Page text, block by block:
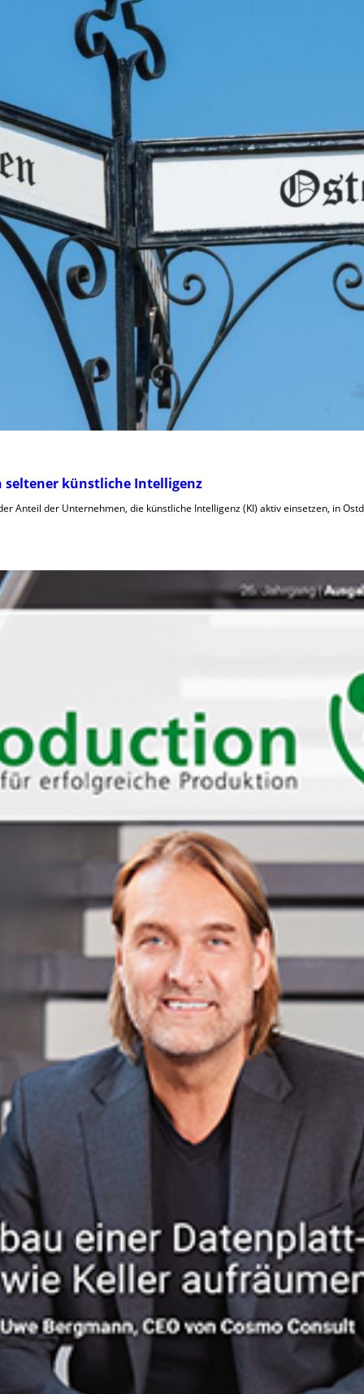
künstliche Intelligenz
Anteil der Unternehmen, die künstliche Intelligenz (KI) aktiv einsetzen, in